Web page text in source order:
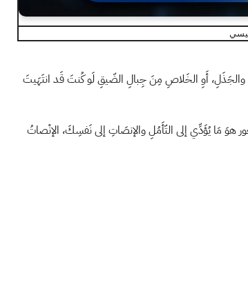
والجَذَلِ، أَوِ الخَلاصِ مِنَ جِبالِ الضّيقِ لَو كُنتَ قَد انتَهَيتَ
هوَ مَا يُؤَدِّي إلى التّأَمُلِ والإنصَاتِ إلى نَفسِكَ، الإنْصاتُ